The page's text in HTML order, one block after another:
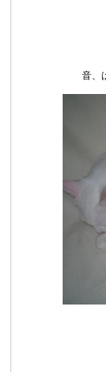
ばかたれ～
音、はい出